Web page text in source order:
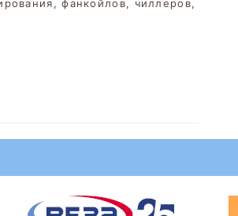
фанкойлов, чиллеров,